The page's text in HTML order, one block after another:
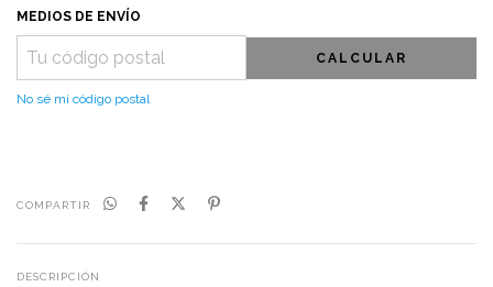
MEDIOS DE ENVÍO
CALCULAR
No sé mi código postal
COMPARTIR
DESCRIPCIÓN